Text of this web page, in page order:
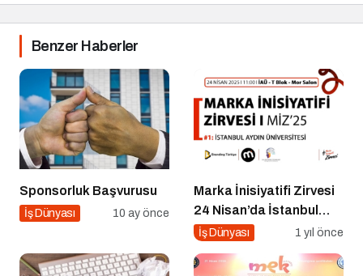
Benzer Haberler
Sponsorluk Başvurusu
İş Dünyası 10 ay önce
Marka İnisiyatifi Zirvesi
24 Nisan’da İstanbul
Aydın Üniversitesi’nde!
İş Dünyası 1 yıl önce